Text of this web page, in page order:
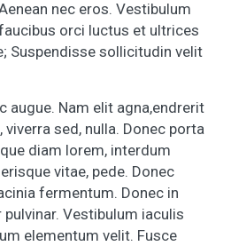
nec eros. Vestibulum
orci luctus et ultrices
Suspendisse sollicitudin velit
augue. Nam elit agna,endrerit
sed, nulla. Donec porta
diam lorem, interdum
vitae, pede. Donec
fermentum. Donec in
Vestibulum iaculis
elementum velit. Fusce